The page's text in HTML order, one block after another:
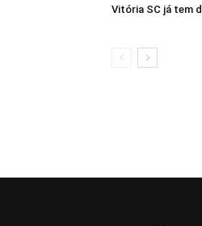
Vitória SC já tem